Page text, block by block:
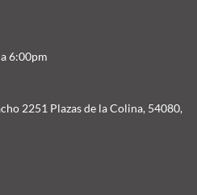
6:00pm
2251 Plazas de la Colina, 54080,